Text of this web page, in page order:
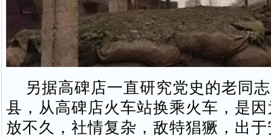
另据高碑店一直研究党史的老同
县，从高碑店火车站换乘火车，是
放不久，社情复杂，敌特猖獗，出